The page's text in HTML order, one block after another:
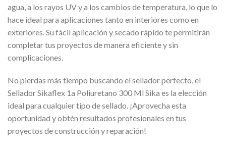
agua, a los rayos UV y a los cambios de temperatura, lo que lo
hace ideal para aplicaciones tanto en interiores como en
exteriores. Su fácil aplicación y secado rápido te permitirán
completar tus proyectos de manera eficiente y sin
complicaciones.
No pierdas más tiempo buscando el sellador perfecto, el
Sellador Sikaflex 1a Poliuretano 300 Ml Sika es la elección
ideal para cualquier tipo de sellado. ¡Aprovecha esta
oportunidad y obtén resultados profesionales en tus
proyectos de construcción y reparación!